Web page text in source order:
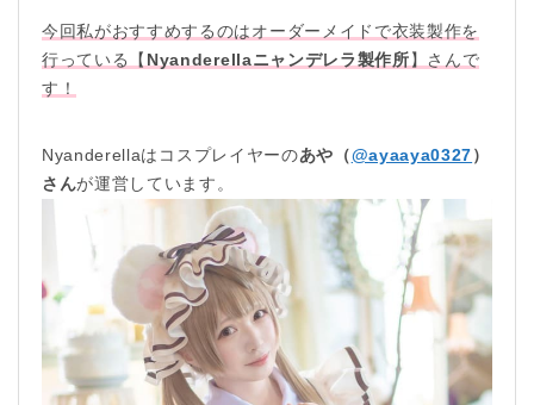
今回私がおすすめするのはオーダーメイドで衣装製作を
行っている【 Nyanderellaニャンデレラ製作所 】さんで
す！
Nyanderellaはコスプレイヤーのあや（@ayaaya0327 ）
さんが運営しています。